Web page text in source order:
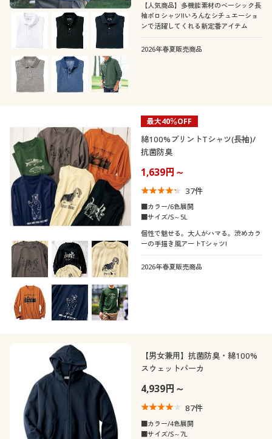
【人気商品】多機能素材のベーシック長
袖ポロシャツ!!いろんなシチュエーショ
ンで活躍してくれる新定番アイテム
2026年春夏販売商品
最大40％OFF
綿100%プリントTシャツ(長袖)/
抗菌防臭
1,639円～
37件
■カラー/6色展開
■サイズ/S～5L
個性で魅せる。大人がハマる。渋めカラ
ーの手描き風アートTシャツ!
2026年春夏販売商品
【男女兼用】抗菌防臭・綿100%
スウェットパーカ
4,939円～
87件
■カラー/4色展開
■サイズ/S～7L